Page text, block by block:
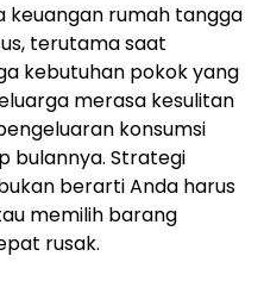
keuangan rumah tangga
terutama saat
kebutuhan pokok yang
merasa kesulitan
konsumsi
bulannya. Strategi
berarti Anda harus
memilih barang
rusak.